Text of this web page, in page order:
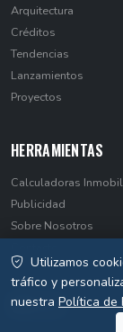
Arquitectura
Créditos
Tendencias
Lanzamientos
Proyectos
HERRAMIENTAS
Calculadoras
Publicidad
Sobre Nosotros
Privacidad
Utilizamos
tráfico y
nuestra Política de